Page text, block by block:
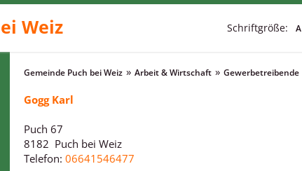
Weiz Schriftgröße: A
Gemeinde Puch bei Weiz Arbeit & Wirtschaft Gewerbetreibende
Gogg Karl
Puch 67
8182 Puch bei Weiz
Telefon: 06641546477